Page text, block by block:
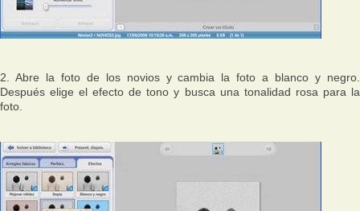
2. Abre la foto de los novios y cambia la foto a blanco y negro.
Después elige el efecto de tono y busca una tonalidad rosa para la
foto.